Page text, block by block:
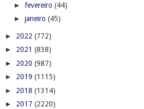
► fevereiro (44)
► janeiro (45)
► 2022 (772)
► 2021 (838)
► 2020 (987)
► 2019 (1115)
► 2018 (1314)
► 2017 (2220)